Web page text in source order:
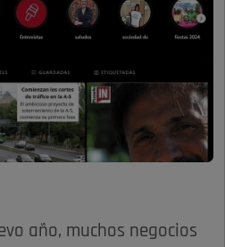
año, muchos negocios